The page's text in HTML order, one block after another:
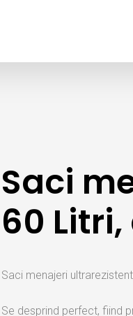
Saci
60
Saci menajeri
Se desprind perfect, fiind